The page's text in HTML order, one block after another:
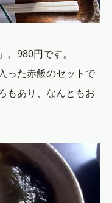
980円です。
った赤飯のセットで
もあり、なんともお